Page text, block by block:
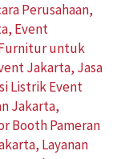
Perusahaan,
, Event
untuk
Jakarta, Jasa
Listrik Event
Jakarta,
Booth Pameran
, Layanan